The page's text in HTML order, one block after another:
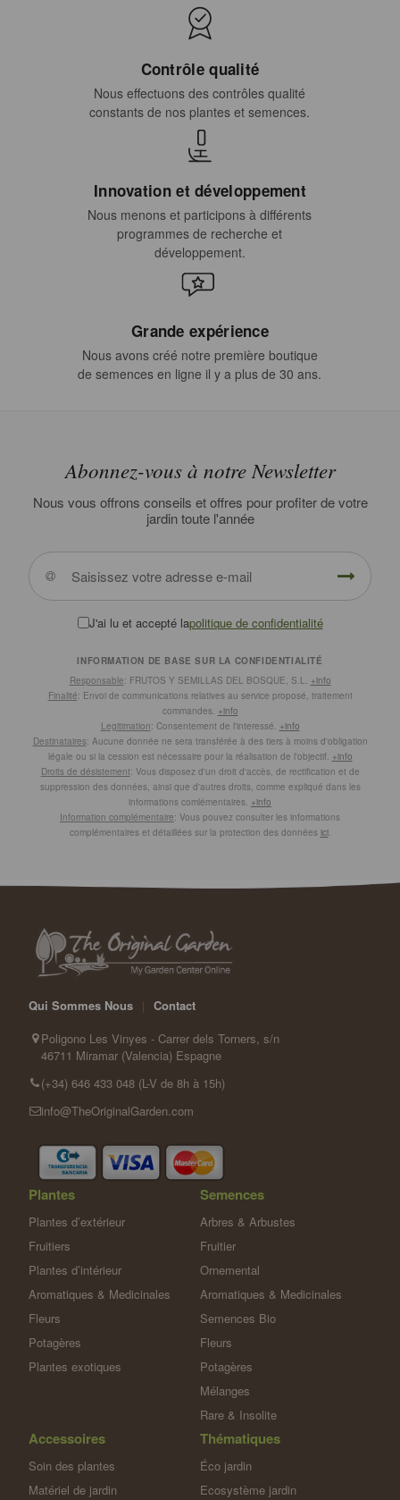
Contrôle qualité
Nous effectuons des contrôles qualité
constants de nos plantes et semences.
Innovation et développement
Nous menons et participons à différents
programmes de recherche et
développement.
Grande expérience
Nous avons créé notre première boutique
de semences en ligne il y a plus de 30 ans.
Abonnez-vous à notre Newsletter
Nous vous offrons conseils et offres pour profiter de votre
jardin toute l'année
J'ai lu et accepté lapolitique de confidentialité
INFORMATION DE BASE SUR LA CONFIDENTIALITÉ
Responsable: FRUTOS Y SEMILLAS DEL BOSQUE, S.L. +info
Finalité: Envoi de communications relatives au service proposé, traitement
commandes. +info
Legitimation: Consentement de l'interessé. +info
Destinataires: Aucune donnée ne sera transférée à des tiers à moins d'obligation
légale ou si la cession est nécessaire pour la réalisation de l'objectif. +info
Droits de désistement: Vous disposez d'un droit d'accès, de rectification et de
suppression des données, ainsi que d'autres droits, comme expliqué dans les
informations comlémentaires. +info
Information complémentaire: Vous pouvez consulter les informations
complémentaires et détaillées sur la protection des données ici.
Qui Sommes Nous
Contact
Poligono Les Vinyes - Carrer dels Torners, s/n
46711 Miramar (Valencia) Espagne
(+34) 646 433 048 (L-V de 8h à 15h)
info@TheOriginalGarden.com
Plantes
Plantes d’extérieur
Fruitiers
Plantes d’intérieur
Aromatiques & Medicinales
Fleurs
Potagères
Plantes exotiques
Semences
Arbres & Arbustes
Fruitier
Ornemental
Aromatiques & Medicinales
Semences Bio
Fleurs
Potagères
Mélanges
Rare & Insolite
Accessoires
Soin des plantes
Matériel de jardin
Thématiques
Éco jardin
Ecosystème jardin